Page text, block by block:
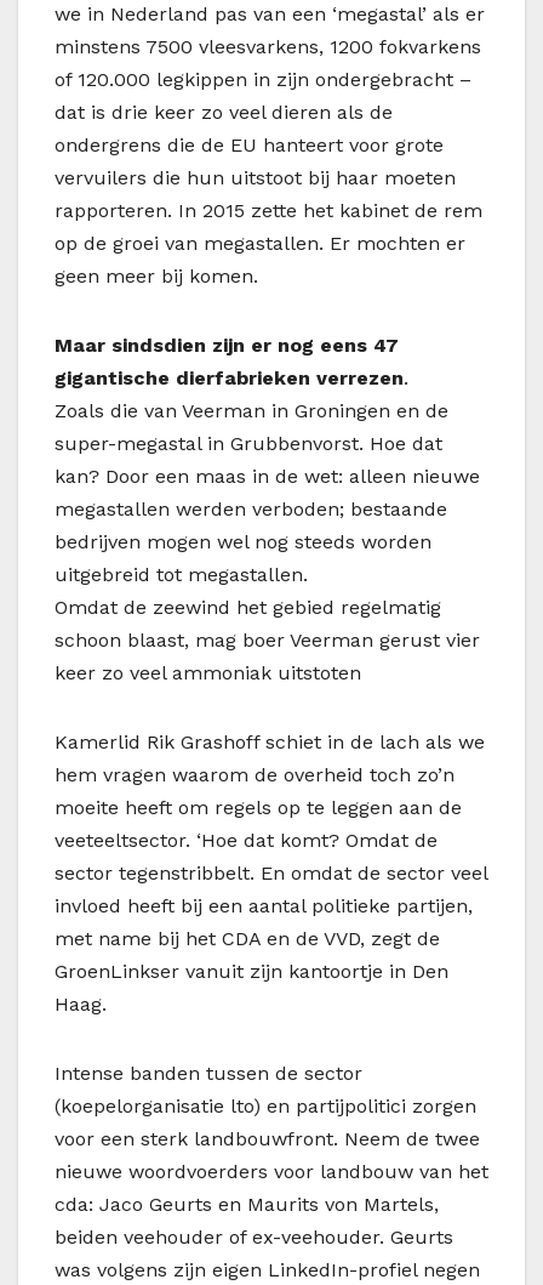
we in Nederland pas van een ‘megastal’ als er
minstens 7500 vleesvarkens, 1200 fokvarkens
of 120.000 legkippen in zijn ondergebracht –
dat is drie keer zo veel dieren als de
ondergrens die de EU hanteert voor grote
vervuilers die hun uitstoot bij haar moeten
rapporteren. In 2015 zette het kabinet de rem
op de groei van megastallen. Er mochten er
geen meer bij komen.
Maar sindsdien zijn er nog eens 47
gigantische dierfabrieken verrezen.
Zoals die van Veerman in Groningen en de
super-megastal in Grubbenvorst. Hoe dat
kan? Door een maas in de wet: alleen nieuwe
megastallen werden verboden; bestaande
bedrijven mogen wel nog steeds worden
uitgebreid tot megastallen.
Omdat de zeewind het gebied regelmatig
schoon blaast, mag boer Veerman gerust vier
keer zo veel ammoniak uitstoten
Kamerlid Rik Grashoff schiet in de lach als we
hem vragen waarom de overheid toch zo’n
moeite heeft om regels op te leggen aan de
veeteeltsector. ‘Hoe dat komt? Omdat de
sector tegenstribbelt. En omdat de sector veel
invloed heeft bij een aantal politieke partijen,
met name bij het CDA en de VVD, zegt de
GroenLinkser vanuit zijn kantoortje in Den
Haag.
Intense banden tussen de sector
(koepelorganisatie lto) en partijpolitici zorgen
voor een sterk landbouwfront. Neem de twee
nieuwe woordvoerders voor landbouw van het
cda: Jaco Geurts en Maurits von Martels,
beiden veehouder of ex-veehouder. Geurts
was volgens zijn eigen LinkedIn-profiel negen